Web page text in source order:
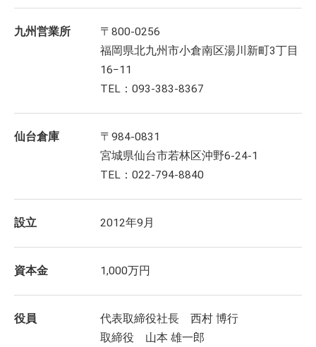
九州営業所
〒800-0256
福岡県北九州市小倉南区湯川新町3丁目
16−11
TEL：093-383-8367
仙台倉庫
〒984-0831
宮城県仙台市若林区沖野6-24-1
TEL：022-794-8840
設立 2012年9月
資本金 1,000万円
役員
代表取締役社長 西村 博行
取締役 山本 雄一郎